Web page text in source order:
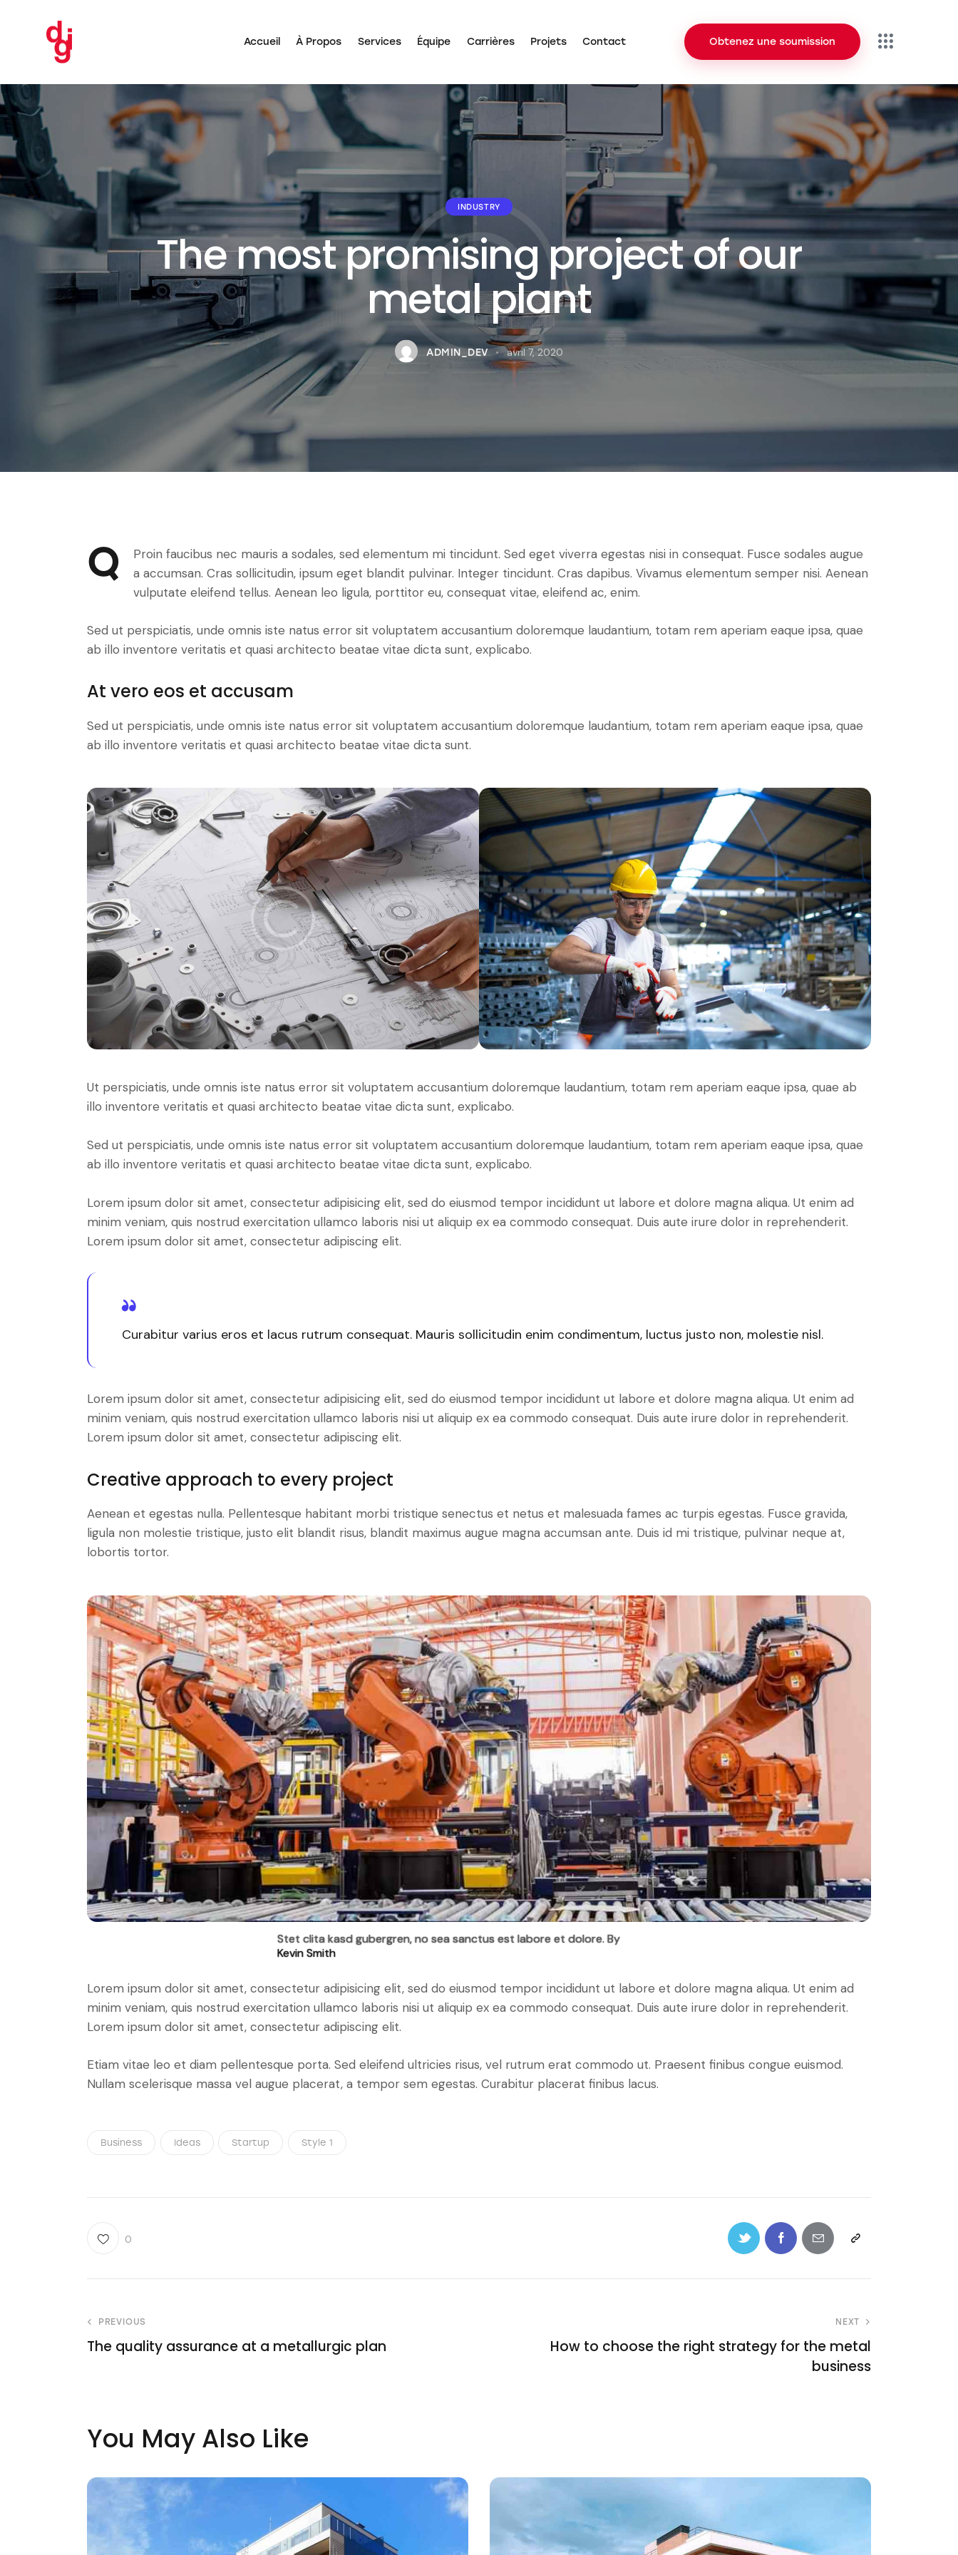
Accueil À Propos Services Équipe Carrières Projets Contact Obtenez une soumission
Accueil À Propos Équipe Carrières Projets Obtenez une soumission
INDUSTRY
The most promising project of our
metal plant
ADMIN_DEV avril 7, 2020
Q
Proin faucibus nec mauris a sodales, sed elementum mi tincidunt. Sed eget viverra egestas nisi in consequat. Fusce sodales augue
a accumsan. Cras sollicitudin, ipsum eget blandit pulvinar. Integer tincidunt. Cras dapibus. Vivamus elementum semper nisi. Aenean
vulputate eleifend tellus. Aenean leo ligula, porttitor eu, consequat vitae, eleifend ac, enim.
Sed ut perspiciatis, unde omnis iste natus error sit voluptatem accusantium doloremque laudantium, totam rem aperiam eaque ipsa, quae
ab illo inventore veritatis et quasi architecto beatae vitae dicta sunt, explicabo.
At vero eos et accusam
Sed ut perspiciatis, unde omnis iste natus error sit voluptatem accusantium doloremque laudantium, totam rem aperiam eaque ipsa, quae
ab illo inventore veritatis et quasi architecto beatae vitae dicta sunt.
Ut perspiciatis, unde omnis iste natus error sit voluptatem accusantium doloremque laudantium, totam rem aperiam eaque ipsa, quae ab
illo inventore veritatis et quasi architecto beatae vitae dicta sunt, explicabo.
Sed ut perspiciatis, unde omnis iste natus error sit voluptatem accusantium doloremque laudantium, totam rem aperiam eaque ipsa, quae
ab illo inventore veritatis et quasi architecto beatae vitae dicta sunt, explicabo.
Lorem ipsum dolor sit amet, consectetur adipisicing elit, sed do eiusmod tempor incididunt ut labore et dolore magna aliqua. Ut enim ad
minim veniam, quis nostrud exercitation ullamco laboris nisi ut aliquip ex ea commodo consequat. Duis aute irure dolor in reprehenderit.
Lorem ipsum dolor sit amet, consectetur adipiscing elit.
Curabitur varius eros et lacus rutrum consequat. Mauris sollicitudin enim condimentum, luctus justo non, molestie nisl.
Lorem ipsum dolor sit amet, consectetur adipisicing elit, sed do eiusmod tempor incididunt ut labore et dolore magna aliqua. Ut enim ad
minim veniam, quis nostrud exercitation ullamco laboris nisi ut aliquip ex ea commodo consequat. Duis aute irure dolor in reprehenderit.
Lorem ipsum dolor sit amet, consectetur adipiscing elit.
Creative approach to every project
Aenean et egestas nulla. Pellentesque habitant morbi tristique senectus et netus et malesuada fames ac turpis egestas. Fusce gravida,
ligula non molestie tristique, justo elit blandit risus, blandit maximus augue magna accumsan ante. Duis id mi tristique, pulvinar neque at,
lobortis tortor.
Stet clita kasd gubergren, no sea sanctus est labore et dolore. By
Kevin Smith
Lorem ipsum dolor sit amet, consectetur adipisicing elit, sed do eiusmod tempor incididunt ut labore et dolore magna aliqua. Ut enim ad
minim veniam, quis nostrud exercitation ullamco laboris nisi ut aliquip ex ea commodo consequat. Duis aute irure dolor in reprehenderit.
Lorem ipsum dolor sit amet, consectetur adipiscing elit.
Etiam vitae leo et diam pellentesque porta. Sed eleifend ultricies risus, vel rutrum erat commodo ut. Praesent finibus congue euismod.
Nullam scelerisque massa vel augue placerat, a tempor sem egestas. Curabitur placerat finibus lacus.
Business Ideas Startup Style 1
0
PREVIOUS
The quality assurance at a metallurgic plan
NEXT
How to choose the right strategy for the metal
business
You May Also Like